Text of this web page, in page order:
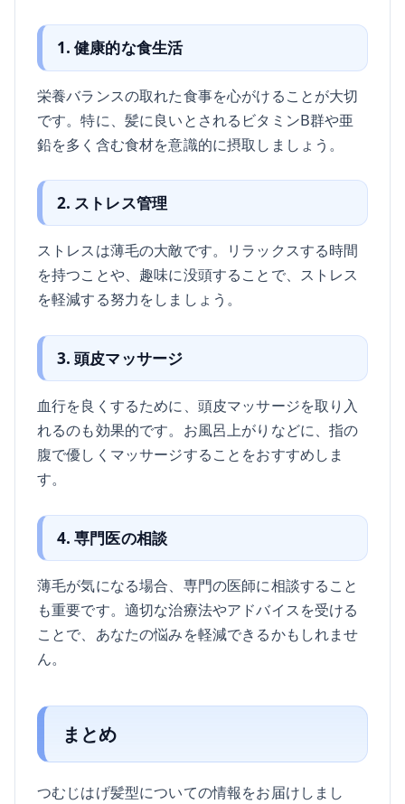
1. 健康的な食生活
栄養バランスの取れた食事を心がけることが大切
です。特に、髪に良いとされるビタミンB群や亜
鉛を多く含む食材を意識的に摂取しましょう。
2. ストレス管理
ストレスは薄毛の大敵です。リラックスする時間
を持つことや、趣味に没頭することで、ストレス
を軽減する努力をしましょう。
3. 頭皮マッサージ
血行を良くするために、頭皮マッサージを取り入
れるのも効果的です。お風呂上がりなどに、指の
腹で優しくマッサージすることをおすすめしま
す。
4. 専門医の相談
薄毛が気になる場合、専門の医師に相談すること
も重要です。適切な治療法やアドバイスを受ける
ことで、あなたの悩みを軽減できるかもしれませ
ん。
まとめ
つむじはげ髪型についての情報をお届けしまし